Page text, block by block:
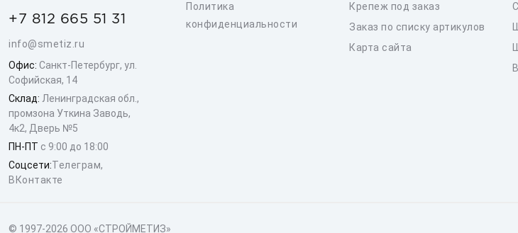
+7 812 665 51 31
info@smetiz.ru
Офис: Санкт-Петербург, ул.
Софийская, 14
Склад: Ленинградская обл.,
промзона Уткина Заводь,
4к2, Дверь №5
ПН-ПТ с 9:00 до 18:00
Соцсети:Телеграм,
ВКонтакте
Политика
конфиденциальности
Крепеж под заказ
Заказ по списку артикулов
Карта сайта
© 1997-2026 ООО «СТРОЙМЕТИЗ»